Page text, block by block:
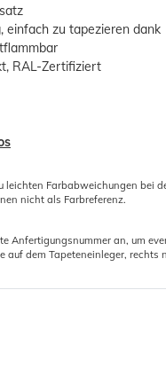
einfach zu tapezieren dank
RAL-Zertifiziert
Farbabweichungen bei
nicht als Farbreferenz.
Anfertigungsnummer an, um
auf dem Tapeteneinleger, rechts
Grundpreis: